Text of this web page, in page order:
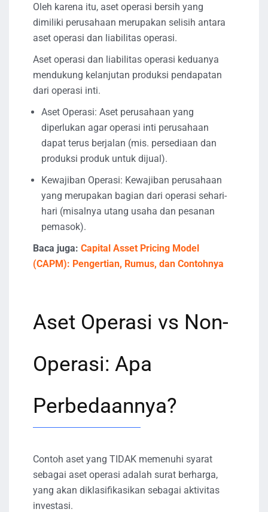
Oleh karena itu, aset operasi bersih yang
dimiliki perusahaan merupakan selisih antara
aset operasi dan liabilitas operasi.
Aset operasi dan liabilitas operasi keduanya
mendukung kelanjutan produksi pendapatan
dari operasi inti.
Aset Operasi: Aset perusahaan yang
diperlukan agar operasi inti perusahaan
dapat terus berjalan (mis. persediaan dan
produksi produk untuk dijual).
Kewajiban Operasi: Kewajiban perusahaan
yang merupakan bagian dari operasi sehari-
hari (misalnya utang usaha dan pesanan
pemasok).
Baca juga: Capital Asset Pricing Model
(CAPM): Pengertian, Rumus, dan Contohnya
Aset Operasi vs Non-
Operasi: Apa
Perbedaannya?
Contoh aset yang TIDAK memenuhi syarat
sebagai aset operasi adalah surat berharga,
yang akan diklasifikasikan sebagai aktivitas
investasi.